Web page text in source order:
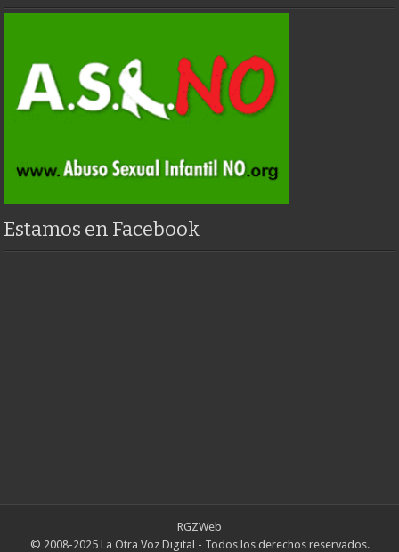
Estamos en Facebook
RGZWeb
© 2008-2025 La Otra Voz Digital - Todos los derechos reservados.